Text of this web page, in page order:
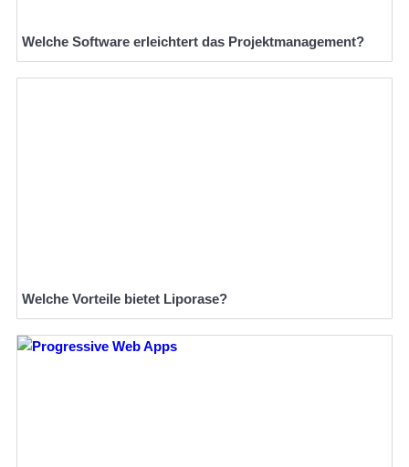
Welche Software erleichtert das Projektmanagement?
Welche Vorteile bietet Liporase?